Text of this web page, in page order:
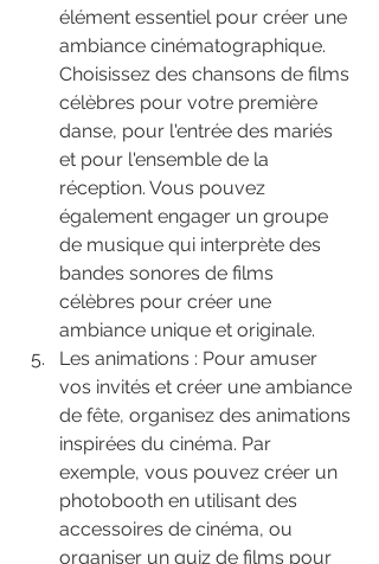
élément essentiel pour créer une
ambiance cinématographique.
Choisissez des chansons de films
célèbres pour votre première
danse, pour l'entrée des mariés
et pour l'ensemble de la
réception. Vous pouvez
également engager un groupe
de musique qui interprète des
bandes sonores de films
célèbres pour créer une
ambiance unique et originale.
Les animations : Pour amuser
vos invités et créer une ambiance
de fête, organisez des animations
inspirées du cinéma. Par
exemple, vous pouvez créer un
photobooth en utilisant des
accessoires de cinéma, ou
organiser un quiz de films pour